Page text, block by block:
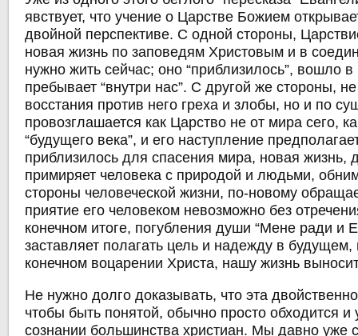
явствует, что учение о Царстве Божием
двойной перспективе. С одной стороны,
новая жизнь по заповедям Христовым и в
нужно жить сейчас; оно “приблизилось”, вошло
пребывает “внутри нас”. С другой же стороны,
восстания против него греха и злобы, но и по
провозглашается как Царство не от мира сего,
“будущего века”, и его наступление
приблизилось для спасения мира, новая жизнь,
примиряет человека с природой и людьми,
стороны человеческой жизни, по-новому
приятие его человеком невозможно без
конечном итоге, погубления души “Мене ради и
заставляет полагать цель и надежду в
конечном воцарении Христа, нашу жизнь
Не нужно долго доказывать, что эта
чтобы быть понятой, обычно просто обходится и
сознании большинства христиан. Мы давно уже